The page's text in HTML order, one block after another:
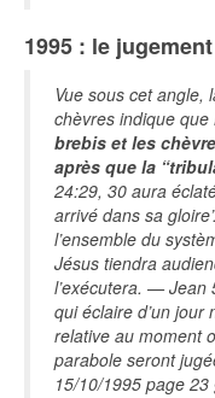
1995 : le
Vue sous cet angle,
chèvres indique que
brebis et les
après que la
24:29, 30 aura
arrivé dans sa
l’ensemble du
Jésus tiendra
l’exécutera. — Jean
qui éclaire d’un
relative au moment
parabole seront
15/10/1995 page 23